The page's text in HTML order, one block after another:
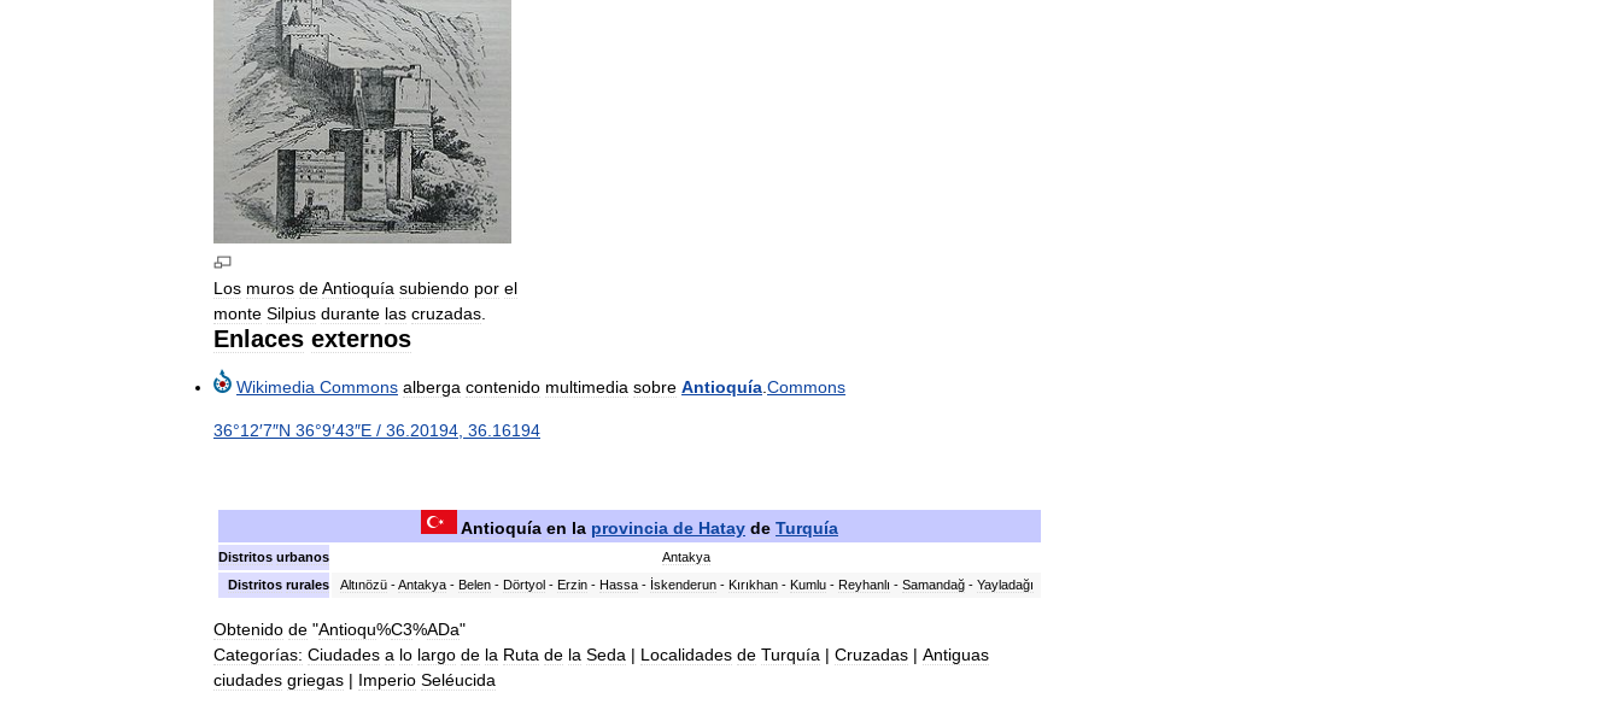
Los muros deAntioquía subiendo por el
monte Silpius durante las cruzadas
Enlaces externos
Wikimedia Commons alberga contenido multimedia sobre Antioquía Commons
36°12′7″N 36°9′43″E / 36 20194 36 16194
Antioquía en la provincia de Hatay de Turquía
Distritos urbanos
Antakya
Distritos rurales Altınözü-Antakya- Belen- Dörtyol- Erzin- Hassa- İskenderun- Kırıkhan- Kumlu- Reyhanlı - Samandağ- Yayladağı
Obtenido de "Antioqu%C3%ADa"
Categorías: Ciudades a lo largo de la Ruta de la Seda | Localidades de Turquía | Cruzadas | Antiguas
ciudades griegas | Imperio Seléucida